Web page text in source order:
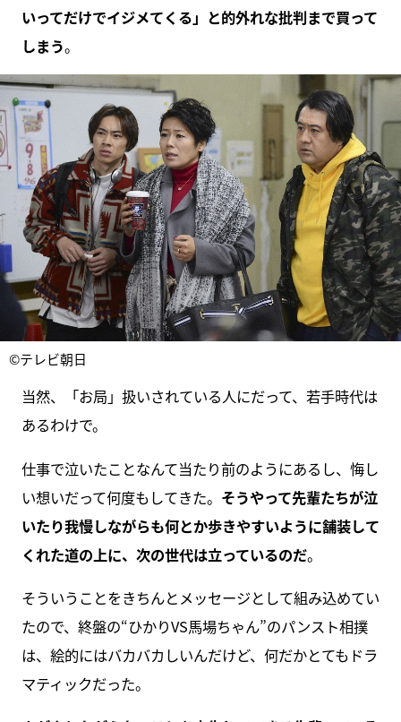
いってだけでイジメてくる」と的外れな批判まで買って
しまう。
©テレビ朝日
当然、「お局」扱いされている人にだって、若手時代は
あるわけで。
仕事で泣いたことなんて当たり前のようにあるし、悔し
い想いだって何度もしてきた。 そうやって先輩たちが泣
いたり我慢しながらも何とか歩きやすいように舗装して
くれた道の上に、次の世代は立っているのだ。
そういうことをきちんとメッセージとして組み込めてい
たので、終盤の“ひかりVS馬場ちゃん”のパンスト相撲
は、絵的にはバカバカしいんだけど、何だかとてもドラ
マティックだった。